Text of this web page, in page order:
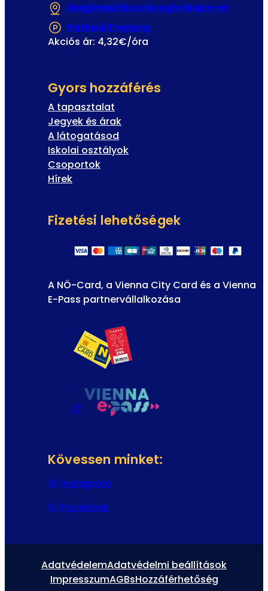
Megjelenítés a Google Maps-en
Parkoló Freyung
Akciós ár: 4,32€/óra
Gyors hozzáférés
A tapasztalat
Jegyek és árak
A látogatásod
Iskolai osztályok
Csoportok
Hírek
Fizetési lehetőségek
A NÖ-Card, a Vienna City Card és a Vienna
E-Pass partnervállalkozása
Kövessen minket:
Instagram
Facebook
AdatvédelemAdatvédelmi beállítások
ImpresszumAGBsHozzáférhetőség